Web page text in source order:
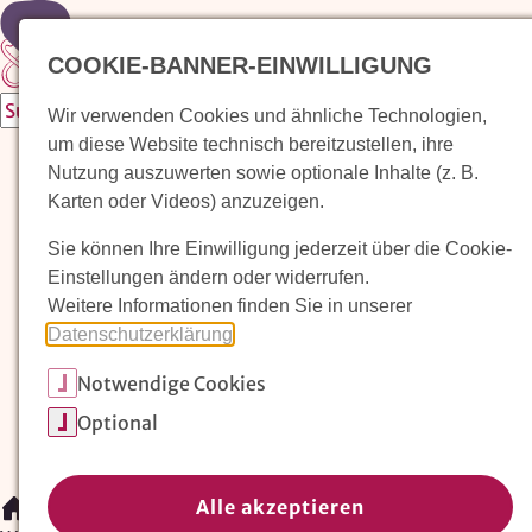
Zur Startseite
Waldorfkindergarten finden
Pädagogischer Ansatz
Arbeit im Waldorfkindergarten
Unser Verein
Magazin: Erziehungskunst frühe Kindheit
Waldorfkindergarten finden/
COOKIE-BANNER-EINWILLIGUNG
Wir verwenden Cookies und ähnliche Technologien,
um diese Website technisch bereitzustellen, ihre
Nutzung auszuwerten sowie optionale Inhalte (z. B.
Karten oder Videos) anzuzeigen.
Sie können Ihre Einwilligung jederzeit über die Cookie-
Einstellungen ändern oder widerrufen.
Weitere Informationen finden Sie in unserer
Datenschutzerklärung
Notwendige Cookies
Optional
Alle akzeptieren